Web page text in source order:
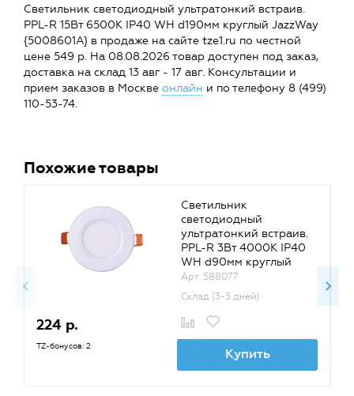
Светильник светодиодный ультратонкий встраив.
PPL-R 15Вт 6500К IP40 WH d190мм круглый JazzWay
{5008601A} в продаже на сайте tze1.ru по честной
цене 549 р. На 08.08.2026 товар доступен под заказ,
доставка на склад 13 авг - 17 авг. Консультации и
прием заказов в Москве онлайн и по телефону 8 (499)
110-53-74.
Похожие товары
Светильник
светодиодный
ультратонкий встраив.
PPL-R 3Вт 4000К IP40
WH d90мм круглый
JazzWay
{4895205008427;50084
27A}
Арт. 588077
Склад (3-5 дней)
224 р.
TZ-бонусов: 2 Купить